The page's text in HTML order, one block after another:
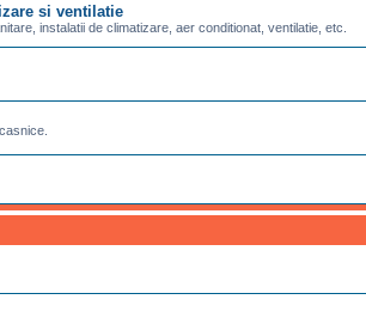
si ventilatie
instalatii de climatizare, aer conditionat, ventilatie, etc.